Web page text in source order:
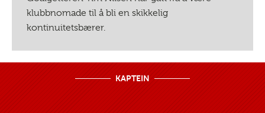
klubbnomade til å bli en skikkelig
kontinuitetsbærer.
KAPTEIN